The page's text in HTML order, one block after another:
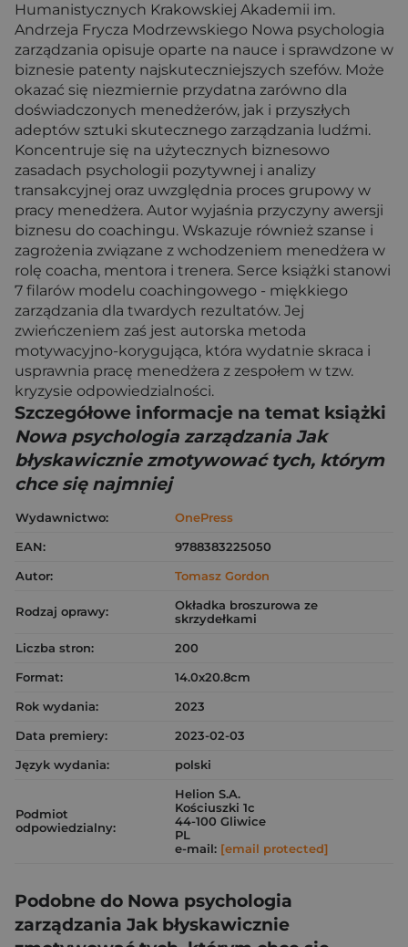
Humanistycznych Krakowskiej Akademii im.
Andrzeja Frycza Modrzewskiego Nowa psychologia
zarządzania opisuje oparte na nauce i sprawdzone w
biznesie patenty najskuteczniejszych szefów. Może
okazać się niezmiernie przydatna zarówno dla
doświadczonych menedżerów, jak i przyszłych
adeptów sztuki skutecznego zarządzania ludźmi.
Koncentruje się na użytecznych biznesowo
zasadach psychologii pozytywnej i analizy
transakcyjnej oraz uwzględnia proces grupowy w
pracy menedżera. Autor wyjaśnia przyczyny awersji
biznesu do coachingu. Wskazuje również szanse i
zagrożenia związane z wchodzeniem menedżera w
rolę coacha, mentora i trenera. Serce książki stanowi
7 filarów modelu coachingowego - miękkiego
zarządzania dla twardych rezultatów. Jej
zwieńczeniem zaś jest autorska metoda
motywacyjno-korygująca, która wydatnie skraca i
usprawnia pracę menedżera z zespołem w tzw.
kryzysie odpowiedzialności.
Szczegółowe informacje na temat książki
Nowa psychologia zarządzania Jak
błyskawicznie zmotywować tych, którym
chce się najmniej
Wydawnictwo:
OnePress
EAN:
9788383225050
Autor:
Tomasz Gordon
Rodzaj oprawy:
Okładka broszurowa ze
skrzydełkami
Liczba stron:
200
Format:
14.0x20.8cm
Rok wydania:
2023
Data premiery:
2023-02-03
Język wydania:
polski
Podmiot
odpowiedzialny:
Helion S.A.
Kościuszki 1c
44-100 Gliwice
PL
e-mail: [email protected]
Podobne do Nowa psychologia
zarządzania Jak błyskawicznie